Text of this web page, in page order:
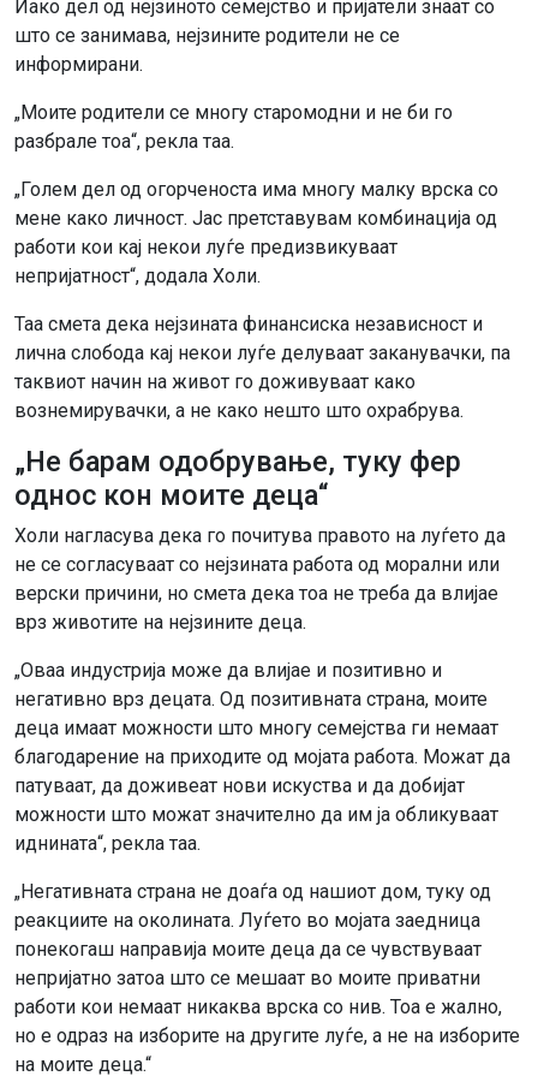
Иако дел од нејзиното семејство и пријатели знаат со
што се занимава, нејзините родители не се
информирани.
„Моите родители се многу старомодни и не би го
разбрале тоа“, рекла таа.
„Голем дел од огорченоста има многу малку врска со
мене како личност. Јас претставувам комбинација од
работи кои кај некои луѓе предизвикуваат
непријатност“, додала Холи.
Таа смета дека нејзината финансиска независност и
лична слобода кај некои луѓе делуваат заканувачки, па
таквиот начин на живот го доживуваат како
вознемирувачки, а не како нешто што охрабрува.
„Не барам одобрување, туку фер
однос кон моите деца“
Холи нагласува дека го почитува правото на луѓето да
не се согласуваат со нејзината работа од морални или
верски причини, но смета дека тоа не треба да влијае
врз животите на нејзините деца.
„Оваа индустрија може да влијае и позитивно и
негативно врз децата. Од позитивната страна, моите
деца имаат можности што многу семејства ги немаат
благодарение на приходите од мојата работа. Можат да
патуваат, да доживеат нови искуства и да добијат
можности што можат значително да им ја обликуваат
иднината“, рекла таа.
„Негативната страна не доаѓа од нашиот дом, туку од
реакциите на околината. Луѓето во мојата заедница
понекогаш направија моите деца да се чувствуваат
непријатно затоа што се мешаат во моите приватни
работи кои немаат никаква врска со нив. Тоа е жално,
но е одраз на изборите на другите луѓе, а не на изборите
на моите деца.“